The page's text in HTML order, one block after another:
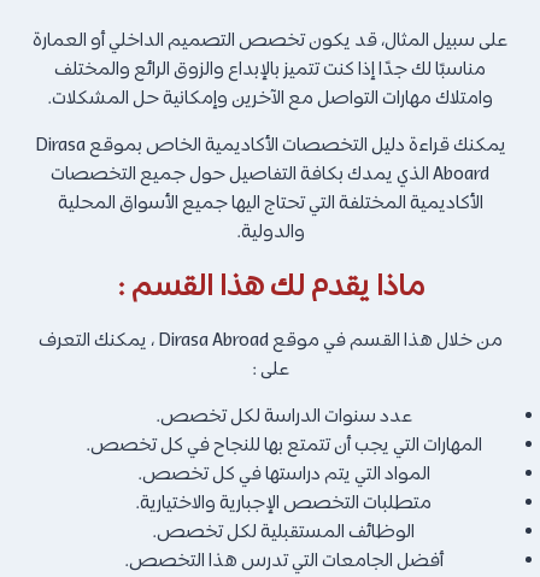
على سبيل المثال، قد يكون تخصص التصميم الداخلي أو العمارة
مناسبًا لك جدًا إذا كنت تتميز بالإبداع والزوق الرائع والمختلف
وامتلاك مهارات التواصل مع الآخرين وإمكانية حل المشكلات.
يمكنك قراءة دليل التخصصات الأكاديمية الخاص بموقع Dirasa
Aboard الذي يمدك بكافة التفاصيل حول جميع التخصصات
الأكاديمية المختلفة التي تحتاج اليها جميع الأسواق المحلية
والدولية.
ماذا يقدم لك هذا القسم :
من خلال هذا القسم في موقع Dirasa Abroad ، يمكنك التعرف
على :
عدد سنوات الدراسة لكل تخصص.
المهارات التي يجب أن تتمتع بها للنجاح في كل تخصص.
المواد التي يتم دراستها في كل تخصص.
متطلبات التخصص الإجبارية والاختيارية.
الوظائف المستقبلية لكل تخصص.
أفضل الجامعات التي تدرس هذا التخصص.